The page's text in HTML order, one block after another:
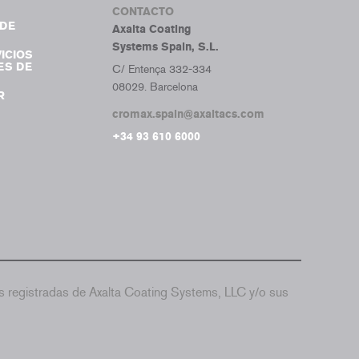
DE
CONTACTO
Axalta Coating
Systems Spain, S.L.
C/ Entença 332-334
08029. Barcelona
cromax.spain@axaltacs.com
+34 93 610 6000
de Axalta Coating Systems, LLC y/o sus